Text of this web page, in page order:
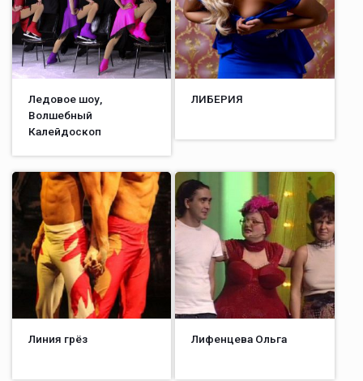
Ледовое шоу,
Волшебный
Калейдоскоп
ЛИБЕРИЯ
Линия грёз Лифенцева Ольга